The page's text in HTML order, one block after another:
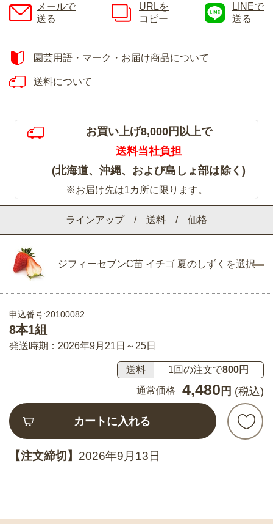
ラインアップ / 送料 / 価格
ジフィーセブンC苗 イチゴ 夏のしずくを選択
申込番号:20100082
8本1組
発送時期：2026年9月21日～25日
送料 1回の注文で800円
通常価格
4,480 円 (税込)
カートに入れる
【注文締切】 2026年9月13日
メールで
送る
URLを
コピー
LINEで
送る
園芸用語・マーク・お届け商品について
送料について
お買い上げ8,000円以上で
送料当社負担
(北海道、沖縄、および島しょ部は除く)
※お届け先は1カ所に限ります。